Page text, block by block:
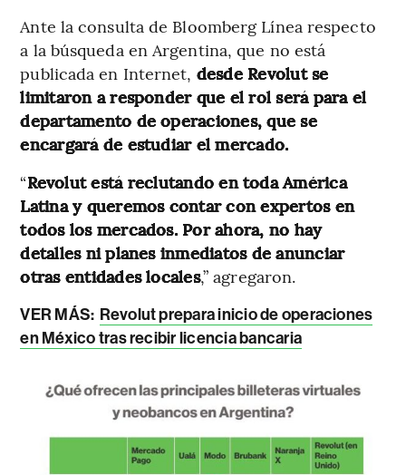
Ante la consulta de Bloomberg Línea respecto
a la búsqueda en Argentina, que no está
publicada en Internet, desde Revolut se
limitaron a responder que el rol será para el
departamento de operaciones, que se
encargará de estudiar el mercado.
“Revolut está reclutando en toda América
Latina y queremos contar con expertos en
todos los mercados. Por ahora, no hay
detalles ni planes inmediatos de anunciar
otras entidades locales,” agregaron.
VER MÁS: Revolut prepara inicio de operaciones
en México tras recibir licencia bancaria